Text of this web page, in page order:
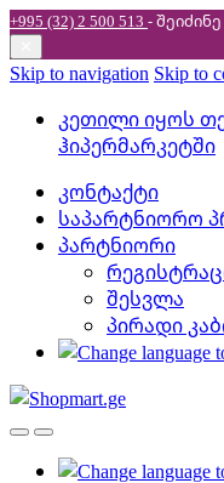
+995 (32) 2 500 513 -
Skip to navigation Skip to
კეთილი იყოს
ჰიპერმარკეტში
კონტაქტი
საპარტნიორო
პარტნიორი
შესვლა
პირადი